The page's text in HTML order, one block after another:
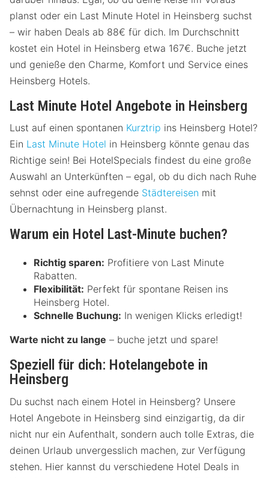
planst oder ein Last Minute Hotel in Heinsberg suchst
– wir haben Deals ab 88€ für dich. Im Durchschnitt
kostet ein Hotel in Heinsberg etwa 167€. Buche jetzt
und genieße den Charme, Komfort und Service eines
Heinsberg Hotels.
Last Minute Hotel Angebote in Heinsberg
Lust auf einen spontanen Kurztrip ins Heinsberg Hotel?
Ein Last Minute Hotel in Heinsberg könnte genau das
Richtige sein! Bei HotelSpecials findest du eine große
Auswahl an Unterkünften – egal, ob du dich nach Ruhe
sehnst oder eine aufregende Städtereisen mit
Übernachtung in Heinsberg planst.
Warum ein Hotel Last-Minute buchen?
Richtig sparen: Profitiere von Last Minute
Rabatten.
Flexibilität: Perfekt für spontane Reisen ins
Heinsberg Hotel.
Schnelle Buchung: In wenigen Klicks erledigt!
Warte nicht zu lange – buche jetzt und spare!
Speziell für dich: Hotelangebote in
Heinsberg
Du suchst nach einem Hotel in Heinsberg? Unsere
Hotel Angebote in Heinsberg sind einzigartig, da dir
nicht nur ein Aufenthalt, sondern auch tolle Extras, die
deinen Urlaub unvergesslich machen, zur Verfügung
stehen. Hier kannst du verschiedene Hotel Deals in